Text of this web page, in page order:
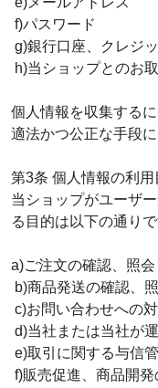
f)パスワード
g)銀行口座、クレジ
h)当ショップとのお
個人情報を収集する
適法かつ公正な手段に
第3条 個人情報の利用
当ショップがユーザ
る目的は以下の通りで
a)ご注文の確認、照会
b)商品発送の確認、
c)お問い合わせへの
d)当社または当社が
e)取引に関する与信
f)販売促進、商品開